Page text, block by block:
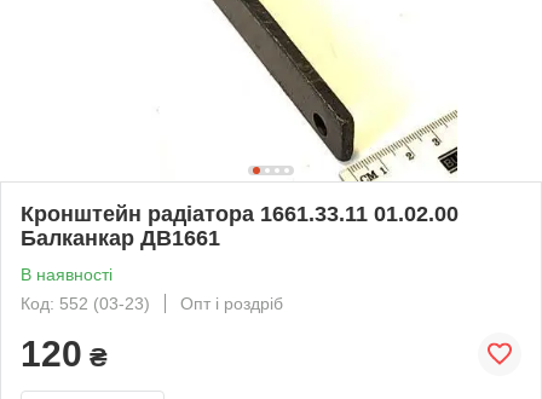
Кронштейн радіатора 1661.33.11 01.02.00
Балканкар ДВ1661
В наявності
Код: 552 (03-23)
Опт і роздріб
120 ₴